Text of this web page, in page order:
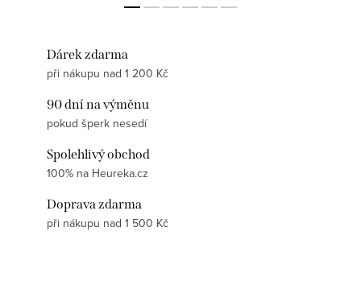
Dárek zdarma
při nákupu nad 1 200 Kč
90 dní na výměnu
pokud šperk nesedí
Spolehlivý obchod
100% na Heureka.cz
Doprava zdarma
při nákupu nad 1 500 Kč